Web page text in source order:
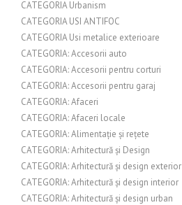
CATEGORIA Urbanism
CATEGORIA USI ANTIFOC
CATEGORIA Usi metalice exterioare
CATEGORIA: Accesorii auto
CATEGORIA: Accesorii pentru corturi
CATEGORIA: Accesorii pentru garaj
CATEGORIA: Afaceri
CATEGORIA: Afaceri locale
CATEGORIA: Alimentație și rețete
CATEGORIA: Arhitectură și Design
CATEGORIA: Arhitectură și design exterior
CATEGORIA: Arhitectură și design interior
CATEGORIA: Arhitectură și design urban